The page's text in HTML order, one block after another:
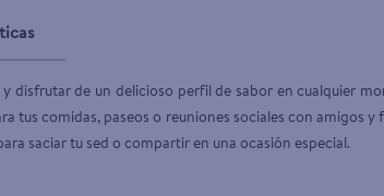
disfrutar de un delicioso perfil de sabor en cualquier
comidas, paseos o reuniones sociales con amigos y
saciar tu sed o compartir en una ocasión especial.